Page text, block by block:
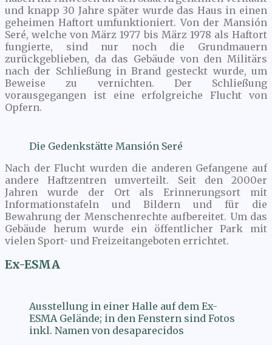
und knapp 30 Jahre später wurde das Haus in einen
geheimen Haftort umfunktioniert. Von der Mansión
Seré, welche von März 1977 bis März 1978 als Haftort
fungierte, sind nur noch die Grundmauern
zurückgeblieben, da das Gebäude von den Militärs
nach der Schließung in Brand gesteckt wurde, um
Beweise zu vernichten. Der Schließung
vorausgegangen ist eine erfolgreiche Flucht von
Opfern.
Die Gedenkstätte Mansión Seré
Nach der Flucht wurden die anderen Gefangene auf
andere Haftzentren umverteilt. Seit den 2000er
Jahren wurde der Ort als Erinnerungsort mit
Informationstafeln und Bildern und für die
Bewahrung der Menschenrechte aufbereitet. Um das
Gebäude herum wurde ein öffentlicher Park mit
vielen Sport- und Freizeitangeboten errichtet.
Ex-ESMA
Ausstellung in einer Halle auf dem Ex-
ESMA Gelände; in den Fenstern sind Fotos
inkl. Namen von desaparecidos